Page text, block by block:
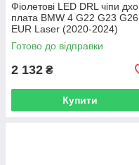
Фіолетові LED DRL чіпи дхо
плата BMW 4 G22 G23 G26
EUR Laser (2020-2024)
дорест (4 шт.)
Готово до відправки
2 132 ₴
Купити